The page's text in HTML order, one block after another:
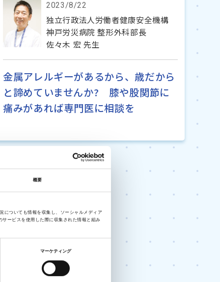
概要
についても情報を収集し、ソーシャルメディア
ービスを使用した際に収集された情報と組み
マーケティング
2023/8/22
独立行政法人労働者健康安全機構
神戸労災病院 整形外科部長
佐々木 宏 先生
金属アレルギーがあるから、歳だから
と諦めていませんか? 膝や股関節に
痛みがあれば専門医に相談を